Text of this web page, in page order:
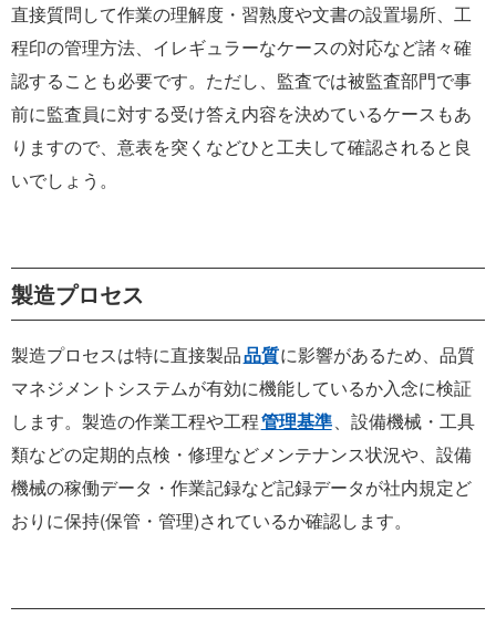
直接質問して作業の理解度・習熟度や文書の設置場所、工
程印の管理方法、イレギュラーなケースの対応など諸々確
認することも必要です。ただし、監査では被監査部門で事
前に監査員に対する受け答え内容を決めているケースもあ
りますので、意表を突くなどひと工夫して確認されると良
いでしょう。
製造プロセス
製造プロセスは特に直接製品品質に影響があるため、品質
マネジメントシステムが有効に機能しているか入念に検証
します。製造の作業工程や工程管理基準、設備機械・工具
類などの定期的点検・修理などメンテナンス状況や、設備
機械の稼働データ・作業記録など記録データが社内規定ど
おりに保持(保管・管理)されているか確認します。